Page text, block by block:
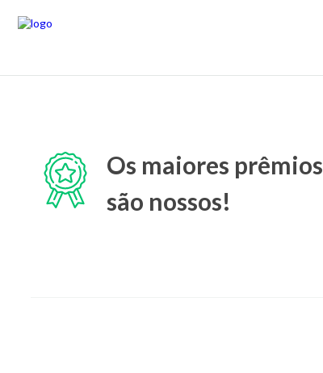
Os maiores prêmios
são nossos!